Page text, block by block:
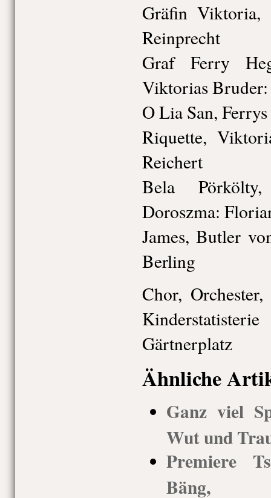
Gräfin Viktoria,
Reinprecht
Graf Ferry
Viktorias Bruder:
O Lia San,
Riquette,
Reichert
Bela
Doroszma:
James, Butler
Berling
Chor,
Gärtnerplatz
Ähnliche
Ganz viel
Wut und
Premiere
Bäng,